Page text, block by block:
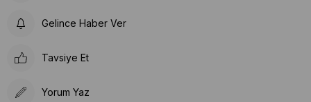
Gelince Haber Ver
Tavsiye Et
Yorum Yaz